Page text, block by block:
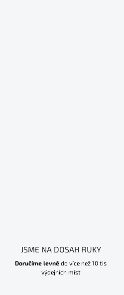
JSME NA DOSAH RUKY
Doručíme levně do více než 10 tis
výdejních míst